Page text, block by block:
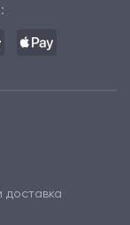
доставка